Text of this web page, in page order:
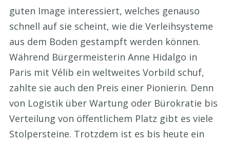
guten Image interessiert, welches genauso
schnell auf sie scheint, wie die Verleihsysteme
aus dem Boden gestampft werden können.
Während Bürgermeisterin Anne Hidalgo in
Paris mit Vélib ein weltweites Vorbild schuf,
zahlte sie auch den Preis einer Pionierin. Denn
von Logistik über Wartung oder Bürokratie bis
Verteilung von öffentlichem Platz gibt es viele
Stolpersteine. Trotzdem ist es bis heute ein